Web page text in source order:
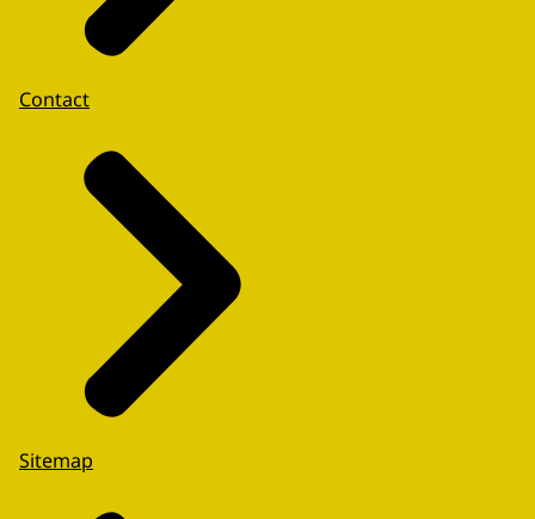
Contact
Sitemap